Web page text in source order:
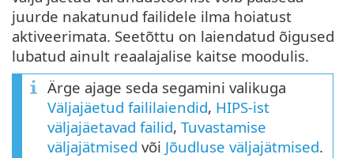
juurde nakatunud failidele ilma hoiatust
aktiveerimata. Seetõttu on laiendatud õigused
lubatud ainult reaalajalise kaitse moodulis.
Ärge ajage seda segamini valikuga
Väljajäetud faililaiendid, HIPS-ist
väljajäetavad failid, Tuvastamise
väljajätmised või Jõudluse väljajätmised.